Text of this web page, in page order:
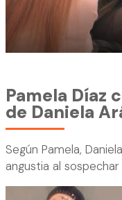
Pamela Díaz
de Daniela
Según Pamela,
angustia al